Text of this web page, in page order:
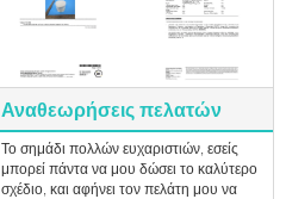
Αναθεωρήσεις πελατών
Το σημάδι πολλών ευχαριστιών, εσείς
μπορεί πάντα να μου δώσει το καλύτερο
σχέδιο, και αφήνει τον πελάτη μου να